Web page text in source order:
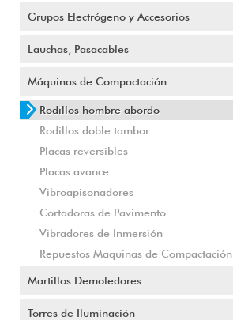
Grupos Electrógeno y Accesorios
Lauchas, Pasacables
Máquinas de Compactación
Rodillos hombre abordo
Rodillos doble tambor
Placas reversibles
Placas avance
Vibroapisonadores
Cortadoras de Pavimento
Vibradores de Inmersión
Repuestos Maquinas de Compactación
Martillos Demoledores
Torres de Iluminación